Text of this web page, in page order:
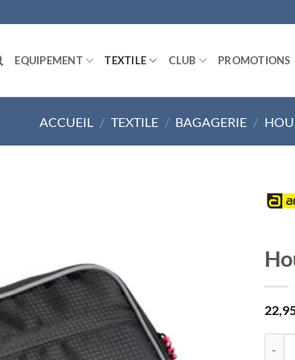
EQUIPEMENT TEXTILE CLUB PROMOTIONS
ACCUEIL / TEXTILE / BAGAGERIE /